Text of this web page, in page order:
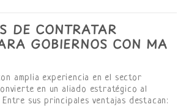
DE CONTRATAR
GOBIERNOS CON MA
amplia experiencia en el sector
en un aliado estratégico al
Entre sus principales ventajas destacan: